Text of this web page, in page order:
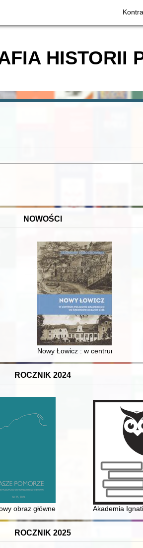
HISTORII
NOWOŚCI
szlacheckich w XVI-wiecznej
Nowy Łowicz : w centrum
ROCZNIK 2024
biograficznego Wielkopolski
obraz głównego bohatera "Gôdczi ò
Akademia
ROCZNIK 2025